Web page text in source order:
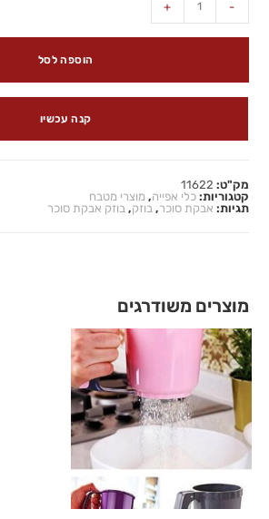
-
+
הוספה לסל
קנה עכשיו
מק"ט: 11622
קטגוריות:כלי אפייה, מוצרי מטבח
תגיות: אבקת סוכר, בוזק, בוזק אבקת סוכר
מוצרים משודרגים